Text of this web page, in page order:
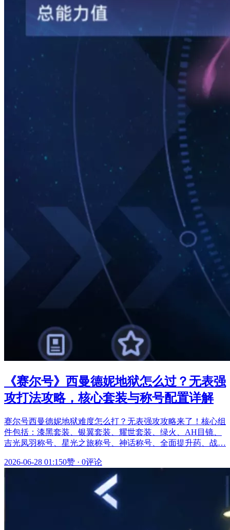
《赛尔号》西曼德妮地狱怎么过？无表强
攻打法攻略，核心套装与称号配置详解
赛尔号西曼德妮地狱难度怎么打？无表强攻攻略来了！核心组
件包括：漆黑套装、银翼套装、耀世套装、绿火、AH目镜、
吉光凤羽称号、星光之旅称号、神话称号、全面提升药、战…
2026-06-28 01:150赞 · 0评论